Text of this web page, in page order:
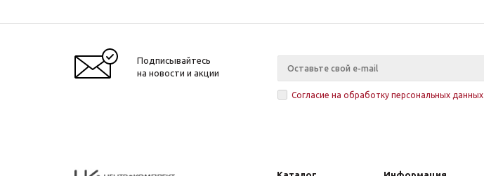
Подписывайтесь
на новости и акции
Согласие на обработку персональных данных